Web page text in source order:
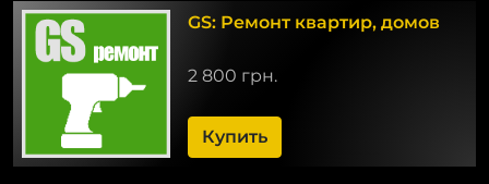
GS: Ремонт квартир, домов
2 800 грн.
Купить